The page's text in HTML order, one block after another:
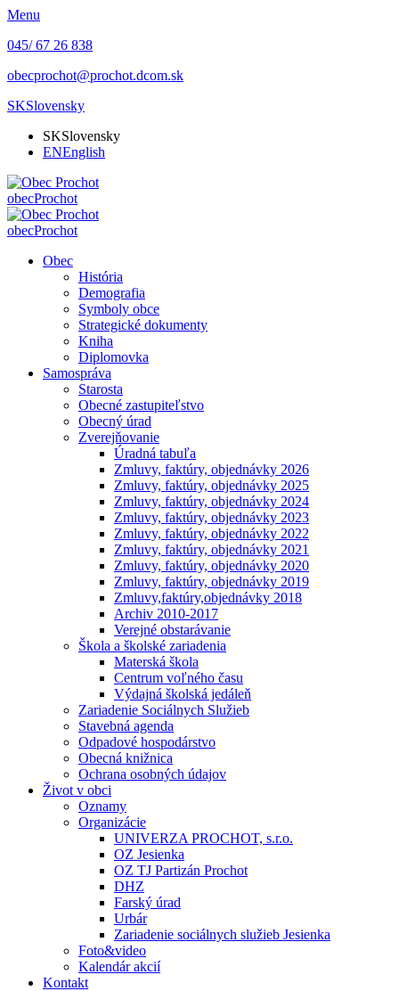
Menu
045/ 67 26 838
obecprochot@prochot.dcom.sk
SKSlovensky
SKSlovensky
ENEnglish
obecProchot
obecProchot
Obec
História
Demografia
Symboly obce
Strategické dokumenty
Kniha
Diplomovka
Samospráva
Starosta
Obecné zastupiteľstvo
Obecný úrad
Zverejňovanie
Úradná tabuľa
Zmluvy, faktúry, objednávky 2026
Zmluvy, faktúry, objednávky 2025
Zmluvy, faktúry, objednávky 2024
Zmluvy, faktúry, objednávky 2023
Zmluvy, faktúry, objednávky 2022
Zmluvy, faktúry, objednávky 2021
Zmluvy, faktúry, objednávky 2020
Zmluvy, faktúry, objednávky 2019
Zmluvy,faktúry,objednávky 2018
Archiv 2010-2017
Verejné obstarávanie
Škola a školské zariadenia
Materská škola
Centrum voľného času
Výdajná školská jedáleň
Zariadenie Sociálnych Služieb
Stavebná agenda
Odpadové hospodárstvo
Obecná knižnica
Ochrana osobných údajov
Život v obci
Oznamy
Organizácie
UNIVERZA PROCHOT, s.r.o.
OZ Jesienka
OZ TJ Partizán Prochot
DHZ
Farský úrad
Urbár
Zariadenie sociálnych služieb Jesienka
Foto&video
Kalendár akcií
Kontakt